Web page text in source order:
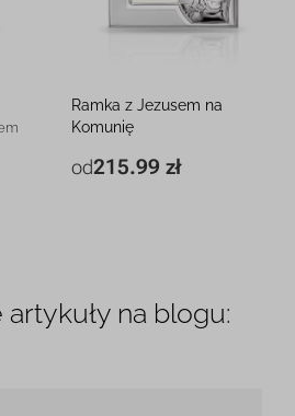
Ramka z Jezusem na
Komunię
grawerem
od215.99 zł
14,8 x 18,9 cm
artykuły na blogu: